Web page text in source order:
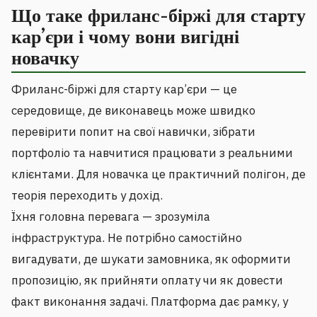
Що таке фриланс-біржі для старту
кар’єри і чому вони вигідні
новачку
Фриланс-біржі для старту кар’єри — це
середовище, де виконавець може швидко
перевірити попит на свої навички, зібрати
портфоліо та навчитися працювати з реальними
клієнтами. Для новачка це практичний полігон, де
теорія переходить у дохід.
Їхня головна перевага — зрозуміла
інфраструктура. Не потрібно самостійно
вигадувати, де шукати замовника, як оформити
пропозицію, як прийняти оплату чи як довести
факт виконання задачі. Платформа дає рамку, у